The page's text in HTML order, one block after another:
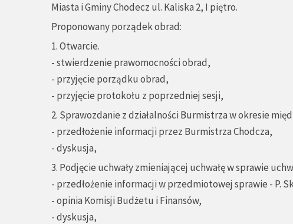
Miasta i Gminy Chodecz ul. Kaliska 2, I piętro.
Proponowany porządek obrad:
1. Otwarcie.
- stwierdzenie prawomocności obrad,
- przyjęcie porządku obrad,
- przyjęcie protokołu z poprzedniej sesji,
2. Sprawozdanie z działalności Burmistrza w okresie
- przedłożenie informacji przez Burmistrza Chodcza,
- dyskusja,
3. Podjęcie uchwały zmieniającej uchwałę w sprawie
- przedłożenie informacji w przedmiotowej sprawie - P.
- opinia Komisji Budżetu i Finansów,
- dyskusja,